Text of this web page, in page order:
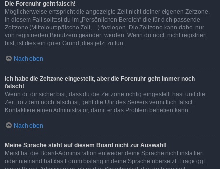
Die Forenuhr geht falsch!
Möglicherweise entspricht die angezeigte Zeit nicht deiner eigenen Zeitzone.
In diesem Fall solltest du im „Persönlichen Bereich“ die für dich passende
Zeitzone (Mitteleuropäische Zeit, ...) festlegen. Die Zeitzone kann dabei nur
von registrierten Benutzern geändert werden. Wenn du noch nicht registriert
bist, ist dies ein guter Grund, dies jetzt zu tun.
Nach oben
Ich habe die Zeitzone eingestellt, aber die Forenuhr geht immer noch
falsch!
Wenn du dir sicher bist, dass du die Zeitzone richtig eingestellt hast und die
Zeit trotzdem noch falsch ist, geht die Uhr des Servers vermutlich falsch.
Kontaktiere einen Administrator, damit er das Problem beheben kann.
Nach oben
Meine Sprache steht auf diesem Board nicht zur Auswahl!
Meist hat die Board-Administration entweder deine Sprache nicht installiert
oder niemand hat das Forum bislang in deine Sprache übersetzt. Frage ggf.